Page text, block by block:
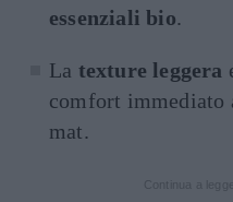
essenziali bio.
La texture leggera
comfort immediato
mat.